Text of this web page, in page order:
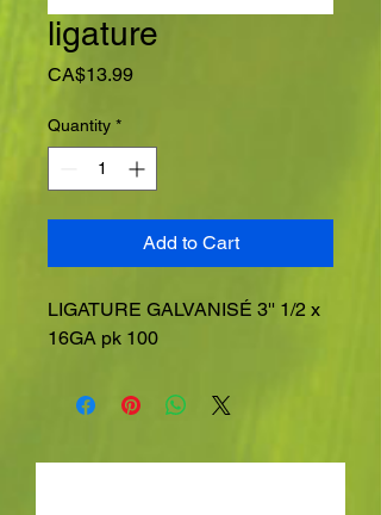
ligature
CA$13.99Price
Quantity *
Add to Cart
LIGATURE GALVANISÉ 3'' 1/2 x
16GA pk 100